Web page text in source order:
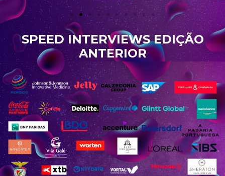
SPEED INTERVIEWS EDIÇÃO
ANTERIOR